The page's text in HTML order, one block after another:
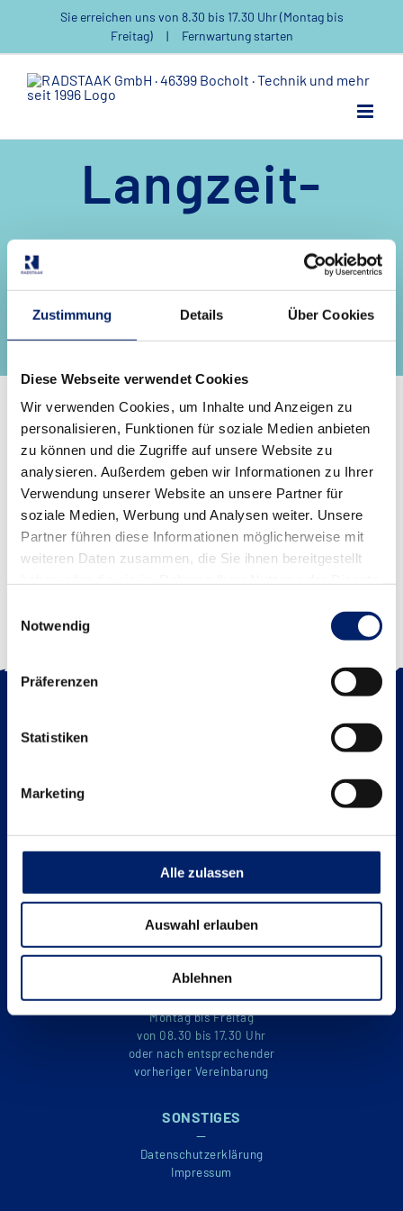
Zustimmung Details Über Cookies
Diese Webseite verwendet Cookies
Wir verwenden Cookies, um Inhalte und Anzeigen zu
personalisieren, Funktionen für soziale Medien anbieten
zu können und die Zugriffe auf unsere Website zu
analysieren. Außerdem geben wir Informationen zu Ihrer
Verwendung unserer Website an unsere Partner für
soziale Medien, Werbung und Analysen weiter. Unsere
Partner führen diese Informationen möglicherweise mit
weiteren Daten zusammen, die Sie ihnen bereitgestellt
Notwendig
Präferenzen
Statistiken
Marketing
Alle zulassen
Auswahl erlauben
Ablehnen
springen
Sie erreichen uns von 8.30 bis 17.30 Uhr (Montag bis
Freitag)| Fernwartung starten
Langzeit-
EKG-
Rekorder
Telefon:0 28 71 – 22 36 16
Telefax:0 28 71 – 22 36 17
E-Mail:
mail@radstaak.de
Internet:www.radstaak.de
GESCHÄFTSZEITEN
—
Montag bis Freitag
von 08.30 bis 17.30 Uhr
oder nach entsprechender
vorheriger Vereinbarung
SONSTIGES
—
Datenschutzerklärung
Impressum